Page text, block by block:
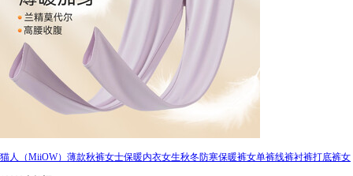
猫人（MiiOW）薄款秋裤女士保暖内衣女生秋冬防寒保暖裤女单裤线裤衬裤打底裤女